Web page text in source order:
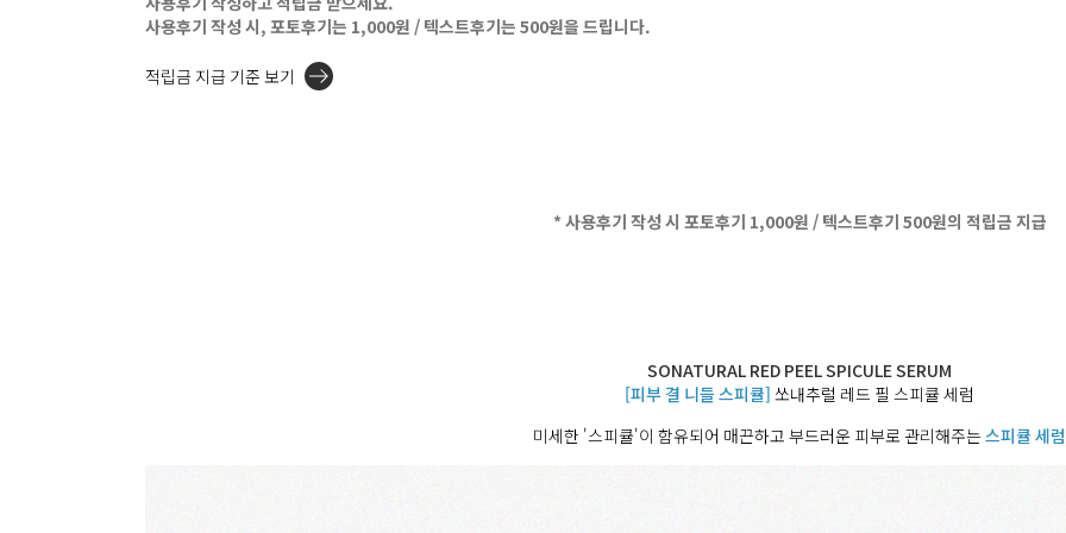
사용후기 작성 시, 포토후기는 1,000원 / 텍스트후기는 500원을 드립니다.
적립금 지급 기준 보기
* 사용후기 작성 시 포토후기 1,000원 / 텍스트후기 500원의 적립금 지급
SONATURAL RED PEEL SPICULE SERUM
[피부 결 니들 스피큘] 쏘내추럴 레드 필 스피큘 세럼
미세한 '스피큘'이 함유되어 매끈하고 부드러운 피부로 관리해주는 스피큘 세럼